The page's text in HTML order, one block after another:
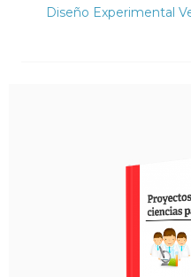
Diseño Experimental